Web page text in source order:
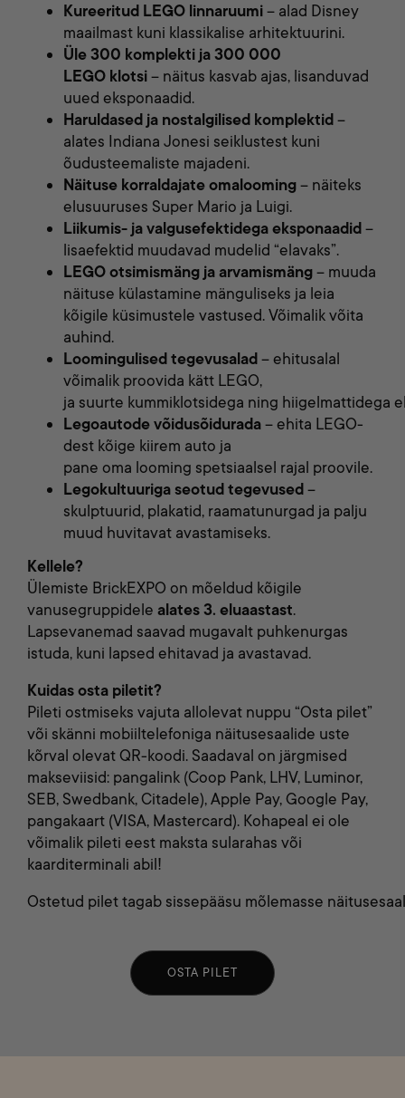
Kureeritud LEGO linnaruumi– alad Disney
maailmast kuni klassikalise arhitektuurini.
Üle300 komplektija300 000
LEGO klotsi– näitus kasvab ajas, lisanduvad
uued eksponaadid.
Haruldased ja nostalgilised komplektid–
alates Indiana Jonesi seiklustest kuni
õudusteemaliste majadeni.
Näituse korraldajate omalooming– näiteks
elusuuruses Super Mario ja Luigi.
Liikumis- ja valgusefektidega eksponaadid–
lisaefektid muudavad mudelid “elavaks”.
LEGO otsimismängjaarvamismäng– muuda
näituse külastamine mänguliseks ja leia
kõigile küsimustele vastused. Võimalik võita
auhind.
Loomingulised tegevusalad– ehitusalal
võimalik proovida kätt LEGO,
ja suurte kummiklotsidega ning hiigelmattidega
Legoautode võidusõidurada–ehita LEGO-
dest kõige kiirem auto ja
pane oma looming spetsiaalsel rajal proovile.
Legokultuuriga seotud tegevused–
skulptuurid, plakatid, raamatunurgad ja palju
muud huvitavat avastamiseks.
Kellele?
Ülemiste BrickEXPO on mõeldud kõigile
vanusegruppidele alates 3. eluaastast.
Lapsevanemad saavad mugavalt puhkenurgas
istuda, kuni lapsed ehitavad ja avastavad.
Kuidas osta piletit?
Pileti ostmiseks vajuta allolevat nuppu “Osta pilet”
või skänni mobiiltelefoniga näitusesaalide uste
kõrval olevat QR-koodi. Saadaval on järgmised
makseviisid: pangalink (Coop Pank, LHV, Luminor,
SEB, Swedbank, Citadele), Apple Pay, Google Pay,
pangakaart (VISA, Mastercard). Kohapeal ei ole
võimalik pileti eest maksta sularahas või
kaarditerminali abil!
Ostetud pilettagab sissepääsu mõlemasse
OSTA PILET